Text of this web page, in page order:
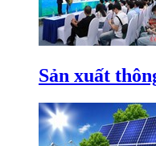
Sản xuất